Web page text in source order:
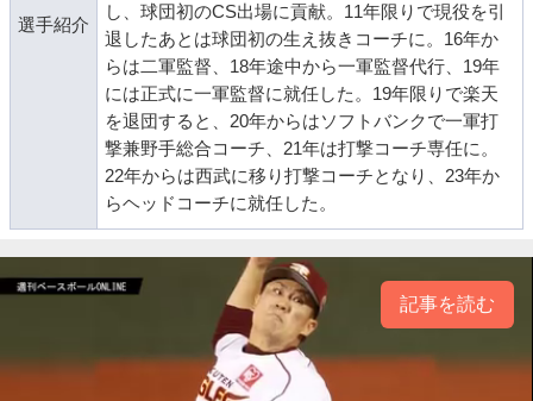
選手紹介
し、球団初のCS出場に貢献。11年限りで現役を引
退したあとは球団初の生え抜きコーチに。16年か
らは二軍監督、18年途中から一軍監督代行、19年
には正式に一軍監督に就任した。19年限りで楽天
を退団すると、20年からはソフトバンクで一軍打
撃兼野手総合コーチ、21年は打撃コーチ専任に。
22年からは西武に移り打撃コーチとなり、23年か
らヘッドコーチに就任した。
記事を読む